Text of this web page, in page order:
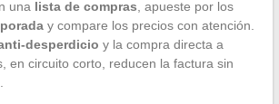
una lista de compras , apueste por los
y compare los precios con atención.
desperdicio y la compra directa a
en circuito corto, reducen la factura sin